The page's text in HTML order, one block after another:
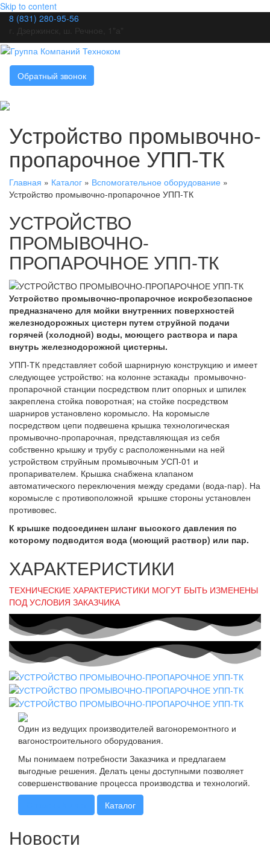
Skip to content
8 (831) 280-95-56
г. Дзержинск, ш. Речное, 1"а"
Обратный звонок
Устройство промывочно-
пропарочное УПП-ТК
Главная » Каталог » Вспомогательное оборудование »
Устройство промывочно-пропарочное УПП-ТК
УСТРОЙСТВО
ПРОМЫВОЧНО-
ПРОПАРОЧНОЕ УПП-ТК
Устройство промывочно-пропарочное искробезопасное
предназначено для мойки внутренних поверхностей
железнодорожных цистерн путем струйной подачи
горячей (холодной) воды, моющего раствора и пара
внутрь железнодорожной цистерны.
УПП-ТК представляет собой шарнирную конструкцию и имеет
следующее устройство: на колонне эстакады промывочно-
пропарочной станции посредством плит опорных и шпилек
закреплена стойка поворотная; на стойке посредством
шарниров установлено коромысло. На коромысле
посредством цепи подвешена крышка технологическая
промывочно-пропарочная, представляющая из себя
собственно крышку и трубу с расположенными на ней
устройством струйным промывочным УСП-01 и
пропаривателем. Крышка снабжена клапаном
автоматического переключения между средами (вода-пар). На
коромысле с противоположной крышке стороны установлен
противовес.
К крышке подсоединен шланг высокого давления по
которому подводится вода (моющий раствор) или пар.
ХАРАКТЕРИСТИКИ
ТЕХНИЧЕСКИЕ ХАРАКТЕРИСТИКИ МОГУТ БЫТЬ ИЗМЕНЕНЫ
ПОД УСЛОВИЯ ЗАКАЗЧИКА
Один из ведущих производителей вагоноремонтного и
вагоностроительного оборудования.
Мы понимаем потребности Заказчика и предлагаем
выгодные решения. Делать цены доступными позволяет
совершенствование процесса производства и технологий.
Каталог
Новости